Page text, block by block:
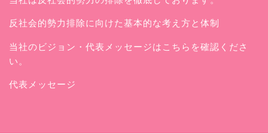
反社会的勢力排除に向けた基本的な考え方と体制
当社のビジョン・代表メッセージはこちらを確認くださ
い。
代表メッセージ